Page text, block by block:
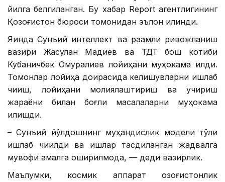
йилга белгиланган. Бу хабар Report агентлигининг
Қозоғистон бюроси томонидан эълон қилинди.
Яқинда Сунъий интеллект ва рақамли ривожланиш
вазири Жасулан Мадиев ва ТДТ бош котиби
Кубаничбек Омуралиев лойиҳани муҳокама қилди.
Томонлар лойиҳа доирасида келишувларни ишлаб
чиқиш, лойиҳани молиялаштириш ва учириш
жараёни билан боғлиқ масалаларни муҳокама
қилишди.
– Сунъий йўлдошнинг муҳандислик модели тўлиқ
ишлаб чиқилди ва ишлар тасдиқланган жадвалга
мувофиқ амалга оширилмоқда, — деди вазирлик.
Маълумки, космик аппарат қозоғистонлик